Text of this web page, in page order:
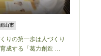
郡山市
りの第一歩は人づくり
成する「葛力創造 …